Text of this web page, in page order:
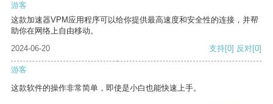
游客
这款加速器VPM应用程序可以给你提供最高速度和安全性的连接，并帮
助你在网络上自由移动。
2024-06-20
支持[0] 反对[0]
游客
这款软件的操作非常简单，即使是小白也能快速上手。